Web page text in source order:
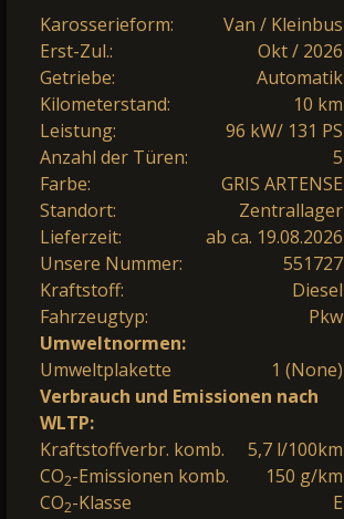
Karosserieform:
Van / Kleinbus
Erst-Zul.:
Okt / 2026
Getriebe:
Automatik
Kilometerstand:
10 km
Leistung:
96 kW/ 131 PS
Anzahl der Türen:
5
Farbe:
GRIS ARTENSE
Standort:
Zentrallager
Lieferzeit:
ab ca. 19.08.2026
Unsere Nummer:
551727
Kraftstoff:
Diesel
Fahrzeugtyp:
Pkw
Umweltnormen:
Umweltplakette
1 (None)
Verbrauch und Emissionen nach
WLTP:
Kraftstoffverbr. komb.
5,7 l/100km
CO2-Emissionen komb.
150 g/km
CO2-Klasse E